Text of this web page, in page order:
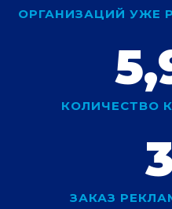
ОРГАНИЗАЦИЙ УЖЕ
КОЛИЧЕСТВО
ЗАКАЗ